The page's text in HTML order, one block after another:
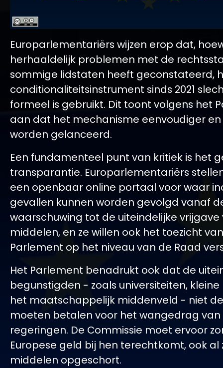
Europarlementariërs wijzen erop dat,
herhaaldelijk problemen met de
sommige lidstaten heeft geconstateerd,
conditionaliteitsinstrument sinds 2021
formeel is gebruikt. Dit toont volgens het
aan dat het mechanisme eenvoudiger
worden gelanceerd.
Een fundamenteel punt van kritiek is het
transparantie. Europarlementariërs
een openbaar online portaal voor waar
gevallen kunnen worden gevolgd vanaf
waarschuwing tot de uiteindelijke vrijgave
middelen, en ze willen ook het toezicht
Parlement op het niveau van de Raad
Het Parlement benadrukt ook dat de
begunstigden - zoals universiteiten,
het maatschappelijk middenveld - niet
moeten betalen voor het wangedrag van
regeringen. De Commissie moet ervoor
Europese geld bij hen terechtkomt, ook al
middelen opgeschort.